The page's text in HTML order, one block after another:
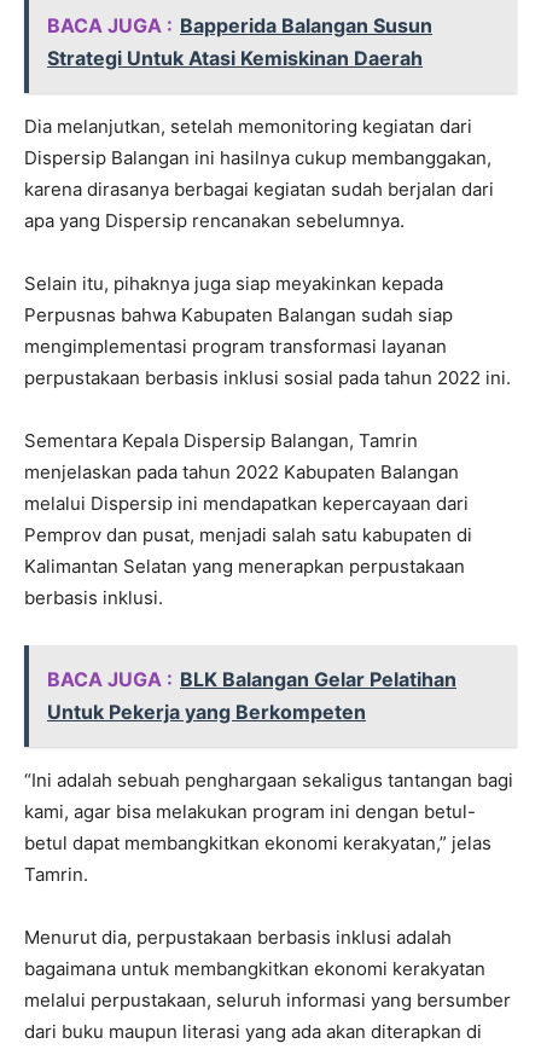
BACA JUGA : Bapperida Balangan Susun
Strategi Untuk Atasi Kemiskinan Daerah
Dia melanjutkan, setelah memonitoring kegiatan dari
Dispersip Balangan ini hasilnya cukup membanggakan,
karena dirasanya berbagai kegiatan sudah berjalan dari
apa yang Dispersip rencanakan sebelumnya.
Selain itu, pihaknya juga siap meyakinkan kepada
Perpusnas bahwa Kabupaten Balangan sudah siap
mengimplementasi program transformasi layanan
perpustakaan berbasis inklusi sosial pada tahun 2022 ini.
Sementara Kepala Dispersip Balangan, Tamrin
menjelaskan pada tahun 2022 Kabupaten Balangan
melalui Dispersip ini mendapatkan kepercayaan dari
Pemprov dan pusat, menjadi salah satu kabupaten di
Kalimantan Selatan yang menerapkan perpustakaan
berbasis inklusi.
BACA JUGA : BLK Balangan Gelar Pelatihan
Untuk Pekerja yang Berkompeten
“Ini adalah sebuah penghargaan sekaligus tantangan bagi
kami, agar bisa melakukan program ini dengan betul-
betul dapat membangkitkan ekonomi kerakyatan,” jelas
Tamrin.
Menurut dia, perpustakaan berbasis inklusi adalah
bagaimana untuk membangkitkan ekonomi kerakyatan
melalui perpustakaan, seluruh informasi yang bersumber
dari buku maupun literasi yang ada akan diterapkan di